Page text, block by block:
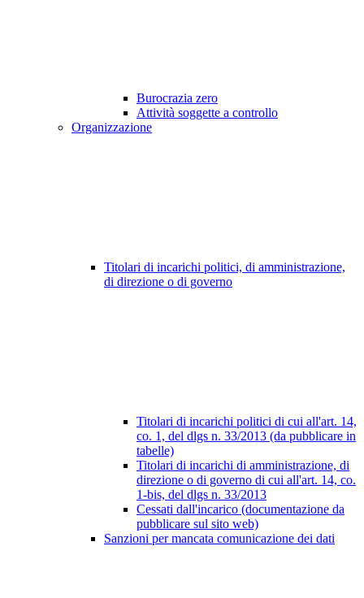
Burocrazia zero
Attività soggette a controllo
Organizzazione
Titolari di incarichi politici, di amministrazione,
di direzione o di governo
Titolari di incarichi politici di cui all'art. 14,
co. 1, del dlgs n. 33/2013 (da pubblicare in
tabelle)
Titolari di incarichi di amministrazione, di
direzione o di governo di cui all'art. 14, co.
1-bis, del dlgs n. 33/2013
Cessati dall'incarico (documentazione da
pubblicare sul sito web)
Sanzioni per mancata comunicazione dei dati